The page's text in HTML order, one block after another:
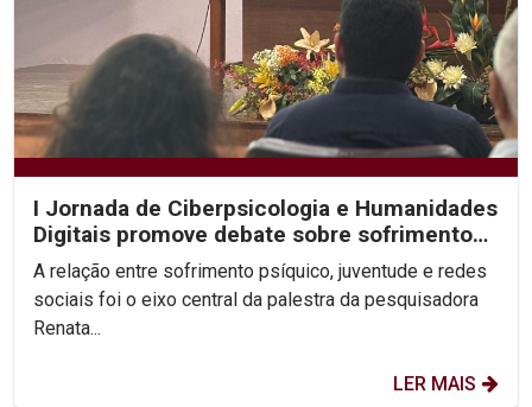
I Jornada de Ciberpsicologia e Humanidades
Digitais promove debate sobre sofrimento
psíquico nas...
A relação entre sofrimento psíquico, juventude e redes
sociais foi o eixo central da palestra da pesquisadora
Renata...
LER MAIS